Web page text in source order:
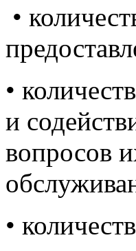
•
•
и
вопросов
•